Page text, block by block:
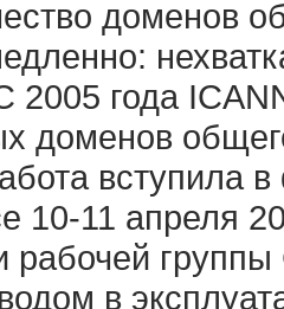
доменов
2005 года
доменов
вступила
10-11 апреля
рабочей
в